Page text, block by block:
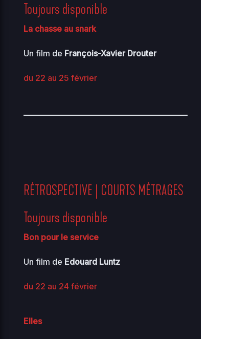
Toujours disponible
La chasse au snark
Un film de François-Xavier Drouter
du 22 au 25 février
RÉTROSPECTIVE | COURTS MÉTRAGES
Toujours disponible
Bon pour le service
Un film de Edouard Luntz
du 22 au 24 février
Elles